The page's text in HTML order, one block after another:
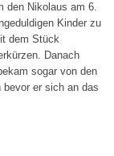
den Nikolaus am 6.
Kinder zu
dem Stück
Danach
sogar von den
bevor er sich an das